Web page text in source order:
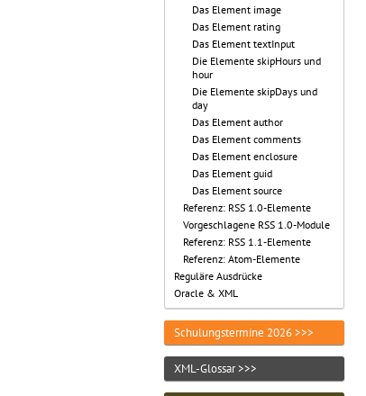
Das Element image
Das Element rating
Das Element textInput
Die Elemente skipHours und
hour
Die Elemente skipDays und
day
Das Element author
Das Element comments
Das Element enclosure
Das Element guid
Das Element source
Referenz: RSS 1.0-Elemente
Vorgeschlagene RSS 1.0-Module
Referenz: RSS 1.1-Elemente
Referenz: Atom-Elemente
Reguläre Ausdrücke
Oracle & XML
Schulungstermine 2026 >>>
XML-Glossar >>>